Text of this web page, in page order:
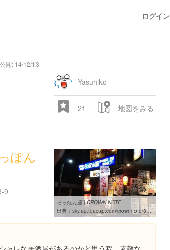
ログイン
公開: 14/12/13
28.522 px
Yasuhiko
21 地図をみる
ぽん
9
ろっぽん座 | CROWN NOTE
出典： sky.ap.teacup.com/crownnote/804.html